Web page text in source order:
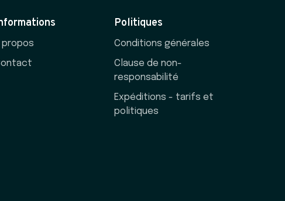
propos
Politiques
Conditions générales
Clause de non-
responsabilité
Expéditions - tarifs et
politiques